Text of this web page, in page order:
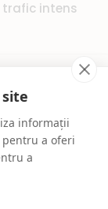
trafic intens
Pantone –
2026
informații
a oferi
a